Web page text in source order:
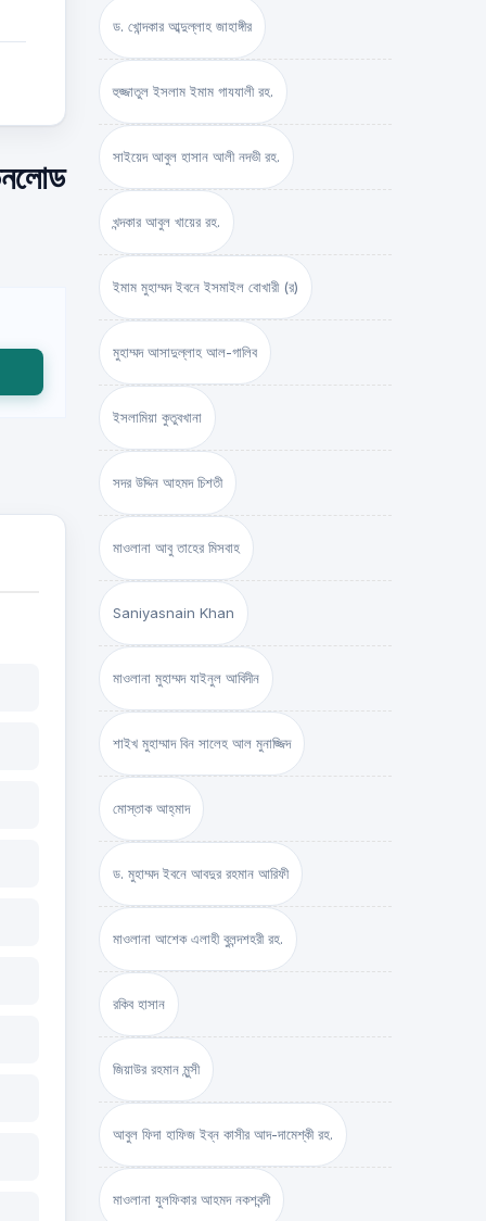
ড. খোন্দকার আব্দুল্লাহ জাহাঙ্গীর
হুজ্জাতুল ইসলাম ইমাম গাযযালী রহ.
সাইয়েদ আবুল হাসান আলী নদভী রহ.
খন্দকার আবুল খায়ের রহ.
ইমাম মুহাম্মদ ইবনে ইসমাইল বোখারী (র)
মুহাম্মদ আসাদুল্লাহ আল-গালিব
ইসলামিয়া কুতুবখানা
সদর উদ্দিন আহমদ চিশতী
মাওলানা আবু তাহের মিসবাহ
Saniyasnain Khan
মাওলানা মুহাম্মদ যাইনুল আবিদীন
শাইখ মুহাম্মাদ বিন সালেহ আল মুনাজ্জিদ
মোস্তাক আহ্‌মাদ
ড. মুহাম্মদ ইবনে আবদুর রহমান আরিফী
মাওলানা আশেক এলাহী বুলন্দশহরী রহ.
রকিব হাসান
জিয়াউর রহমান মুন্সী
আবুল ফিদা হাফিজ ইব্‌ন কাসীর আদ-দামেশ্‌কী রহ.
মাওলানা যুলফিকার আহমদ নকশবন্দী